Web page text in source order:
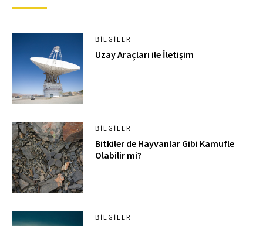
BILGILER
Uzay Araçları ile İletişim
BILGILER
Bitkiler de Hayvanlar Gibi Kamufle
Olabilir mi?
BILGILER